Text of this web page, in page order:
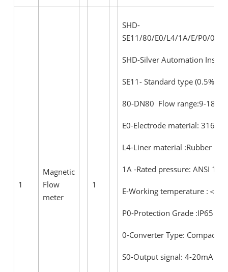
1
Magnetic
Flow
meter
1
SHD-
SE11/80/E0/L4/1A/E/P0/0/
SHD-Silver Automation
SE11- Standard type (0.5%
80-DN80 Flow range:9-
E0-Electrode material: 316L
L4-Liner material :Rubber
1A -Rated pressure: ANSI
E-Working temperature :＜
P0-Protection Grade :IP65
0-Converter Type: Compact
S0-Output signal: 4-20mA